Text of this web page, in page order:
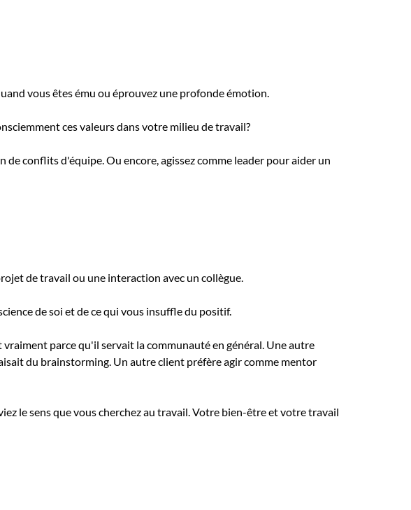
vous êtes ému ou éprouvez une profonde émotion.
ces valeurs dans votre milieu de travail?
de conflits d'équipe. Ou encore, agissez comme leader pour aider un
de travail ou une interaction avec un collègue.
de soi et de ce qui vous insuffle du positif.
parce qu'il servait la communauté en général. Une autre
du brainstorming. Un autre client préfère agir comme mentor
le sens que vous cherchez au travail. Votre bien-être et votre travail